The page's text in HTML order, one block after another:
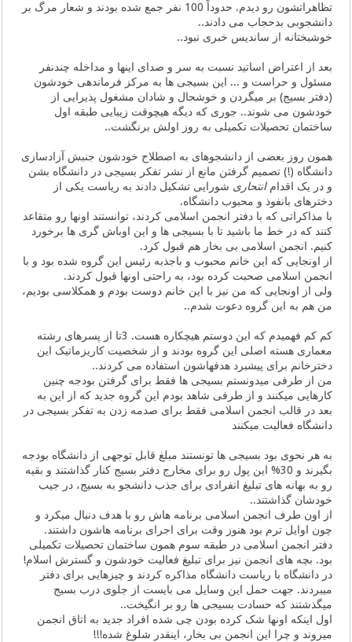
تظاهراتشون رو دیدم. حدوداً 100 نفر جمع شده بودند و شعار مرگ بر
دانشجوبی بدحجاب می دادند..
خوشبختانه از ساندیس خبری نبود..
بعد از اعتراض اساتید نسبت به سر و صدای اینها و مداخله چندنفر
مسئول و حراست و ... این بسیجی ها به مرکز فرماندهی خودشون
(دفتر بسیج) بر میگردن و خوشحال و شادان مشغول پذیرایی از
خودشون می شوند.. جوری که دیگه هیچوقت زیبایی طبقه اول
ساختمان تحصیلات تکمیلی به روز اولش برنگشت..
همون روز بعضی از دانشجوهای به اصطلاح خودشون جنبش آزادسازی
دانشگاه (!) تصمیم گرفتن مانع از نشر تفکر بسیجی در دانشگاه بشن
و در یک اقدامانتحاری شورایی تشکیل دادند به ریاست یکی از
دخترهای بانفوذ و محبوب دانشگاه.
با مذاکراتی که با دفتر انجمن اسلامی کردند، توانستند اونها رو متقاعد
کنند که در خط ما باشید تا با بسیجی ها و این اوباش گری ها برخورد
کنیم. انجمن اسلامی بی بخار هم قبول کرد.
از اونجایی که این خانم محبوب و باجذبه رئیس این گروه شده بود و با
انجمن اسلامی صحبت کرده بود، به راحتی اونها قبول کردند.
ولی از اونجایی که من نیز با این خانم دوست بودم و همکلاسی بودیم،
من هم به این گروه دعوت شدم..
کم کم فهمیدم که این دوستم هیچکاره هست. 3تا از پسرهای رشته
معماری هسته اصلی این گروه بودند و از شخصیت کاریزماتیک این
دخترخانم برای پیشبرد هدفهاشون استفاده می کردند..
من از طرفی میدونستم بسیجی ها فقط برای گرفتن بودجه چنین
کارهایی میکنند و از طرفی شاهد بودم این گروه جدید که از این به
بعد در قالب انجمن اسلامی فقط برای صدمه زدن به تفکر بسیجی در
دانشگاه فعالیت میکنند
به هر نحوی بود بسیجی ها تونستند مبلغ قابل توجهی از دانشگاه بودجه
بگیرند و 30% این پول رو برای مخارج دفتر بسیج کنار گذاشتند و بقیه
رو به بهانه های تبلیغ انفرادی برای جذب دانشجو به بسیج، در جیب
خودشان گذاشتند..
از اون طرف انجمن اسلامی برنامه هاش رو با هدف دنبال میکرد و
چون اوایل ترم بود هنوز وقت برای اجرای برنامه هاشون داشتند.
دفتر انجمن اسلامی در طبقه سوم همون ساختمان تحصیلات تکمیلی
بود. بچه های انجمن نیز برای تبلیغ فعالیت خودشون و گسترش اسلام!
در دانشگاه با ریاست دانشگاه مذاکره کردند و چیزهایی برای دفتر
میبردند. جهت حمل این وسایل می بایست از جلوی درب بسیج
میگذشتند که حسادت بسیجی ها رو بر انگیخت..
اول اینکه اونها شک کرده بودن چی شده افراد جدید به اتاق انجمن
میروند و چرا این انجمن بی بخار، اینقدر شلوغ شده!!!